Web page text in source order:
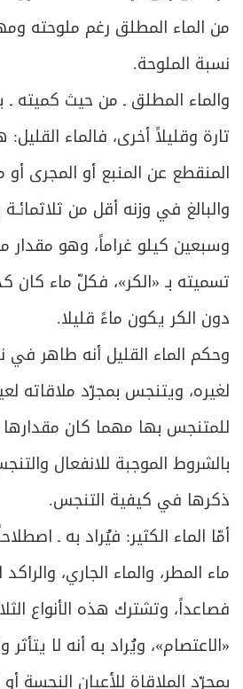
من الماء المطلق رغم ملوحته
نسبة الملوحة.
والماء المطلق ـ من حيث كميته ـ
تارة وقليلاً أخرى، فالماء القليل:
المنقطع عن المنبع أو المجرى
والبالغ في وزنه أقل من
وسبعين كيلو غراماً، وهو
تسميته بـ «الكر»، فكلّ ماء كان
دون الكر يكون ماءً قليلا.
وحكم الماء القليل أنه طاهر
لغيره، ويتنجس بمجرّد ملاقاته
للمتنجس بها مهما كان مقدارها
بالشروط الموجبة للانفعال
ذكرها في كيفية التنجس.
أمّا الماء الكثير: فيُراد به ـ
ماء المطر، والماء الجاري، والراكد
فصاعداً، وتشترك هذه الأنواع
«الاعتصام»، ويُراد به أنه لا يتأثر
بمجرّد الملاقاة للأعيان النجسة
ص169 المقصد الثاني: في كيفيّة
179 الفصل الرابع: في أحكام
ص
181 ما يفعل عند ظهور إمارات
ص189 المبحث الأول ـ في تغسيل
196 المبحث الثاني ـ في التحنيط
ص
197 المبحث الثالث ـ في تكفين
ص
200 المبحث الرابع ـ في الصلاة
206 المبحث الخامس ـ في الدفن
ص
213 المبحث السادس ـ في
ص215 الفصل الخامس: في التيمم
ص
217 المبحث الأول ـ في مسوغات
ص المبحث الثاني ـ في ما
221 المبحث الثالث ـ في شرائط
ص